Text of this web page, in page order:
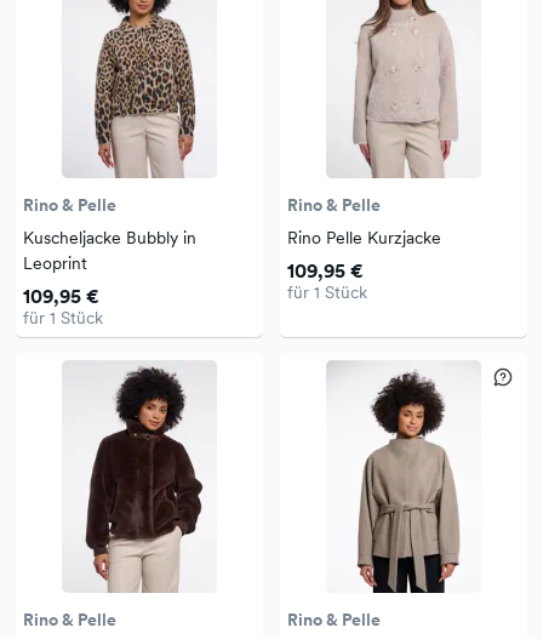
Rino & Pelle
Kuscheljacke Bubbly in
Leoprint
109,95 €
für 1 Stück
Rino & Pelle
Rino Pelle Kurzjacke
109,95 €
für 1 Stück
Rino & Pelle
Rino & Pelle